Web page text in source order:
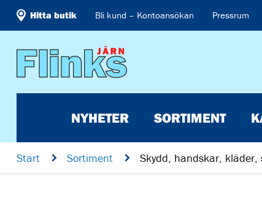
Hitta butik Bli kund – Kontoansökan Pressrum
NYHETER SORTIMENT
Start n Sortiment n Skydd, handskar, kläder,